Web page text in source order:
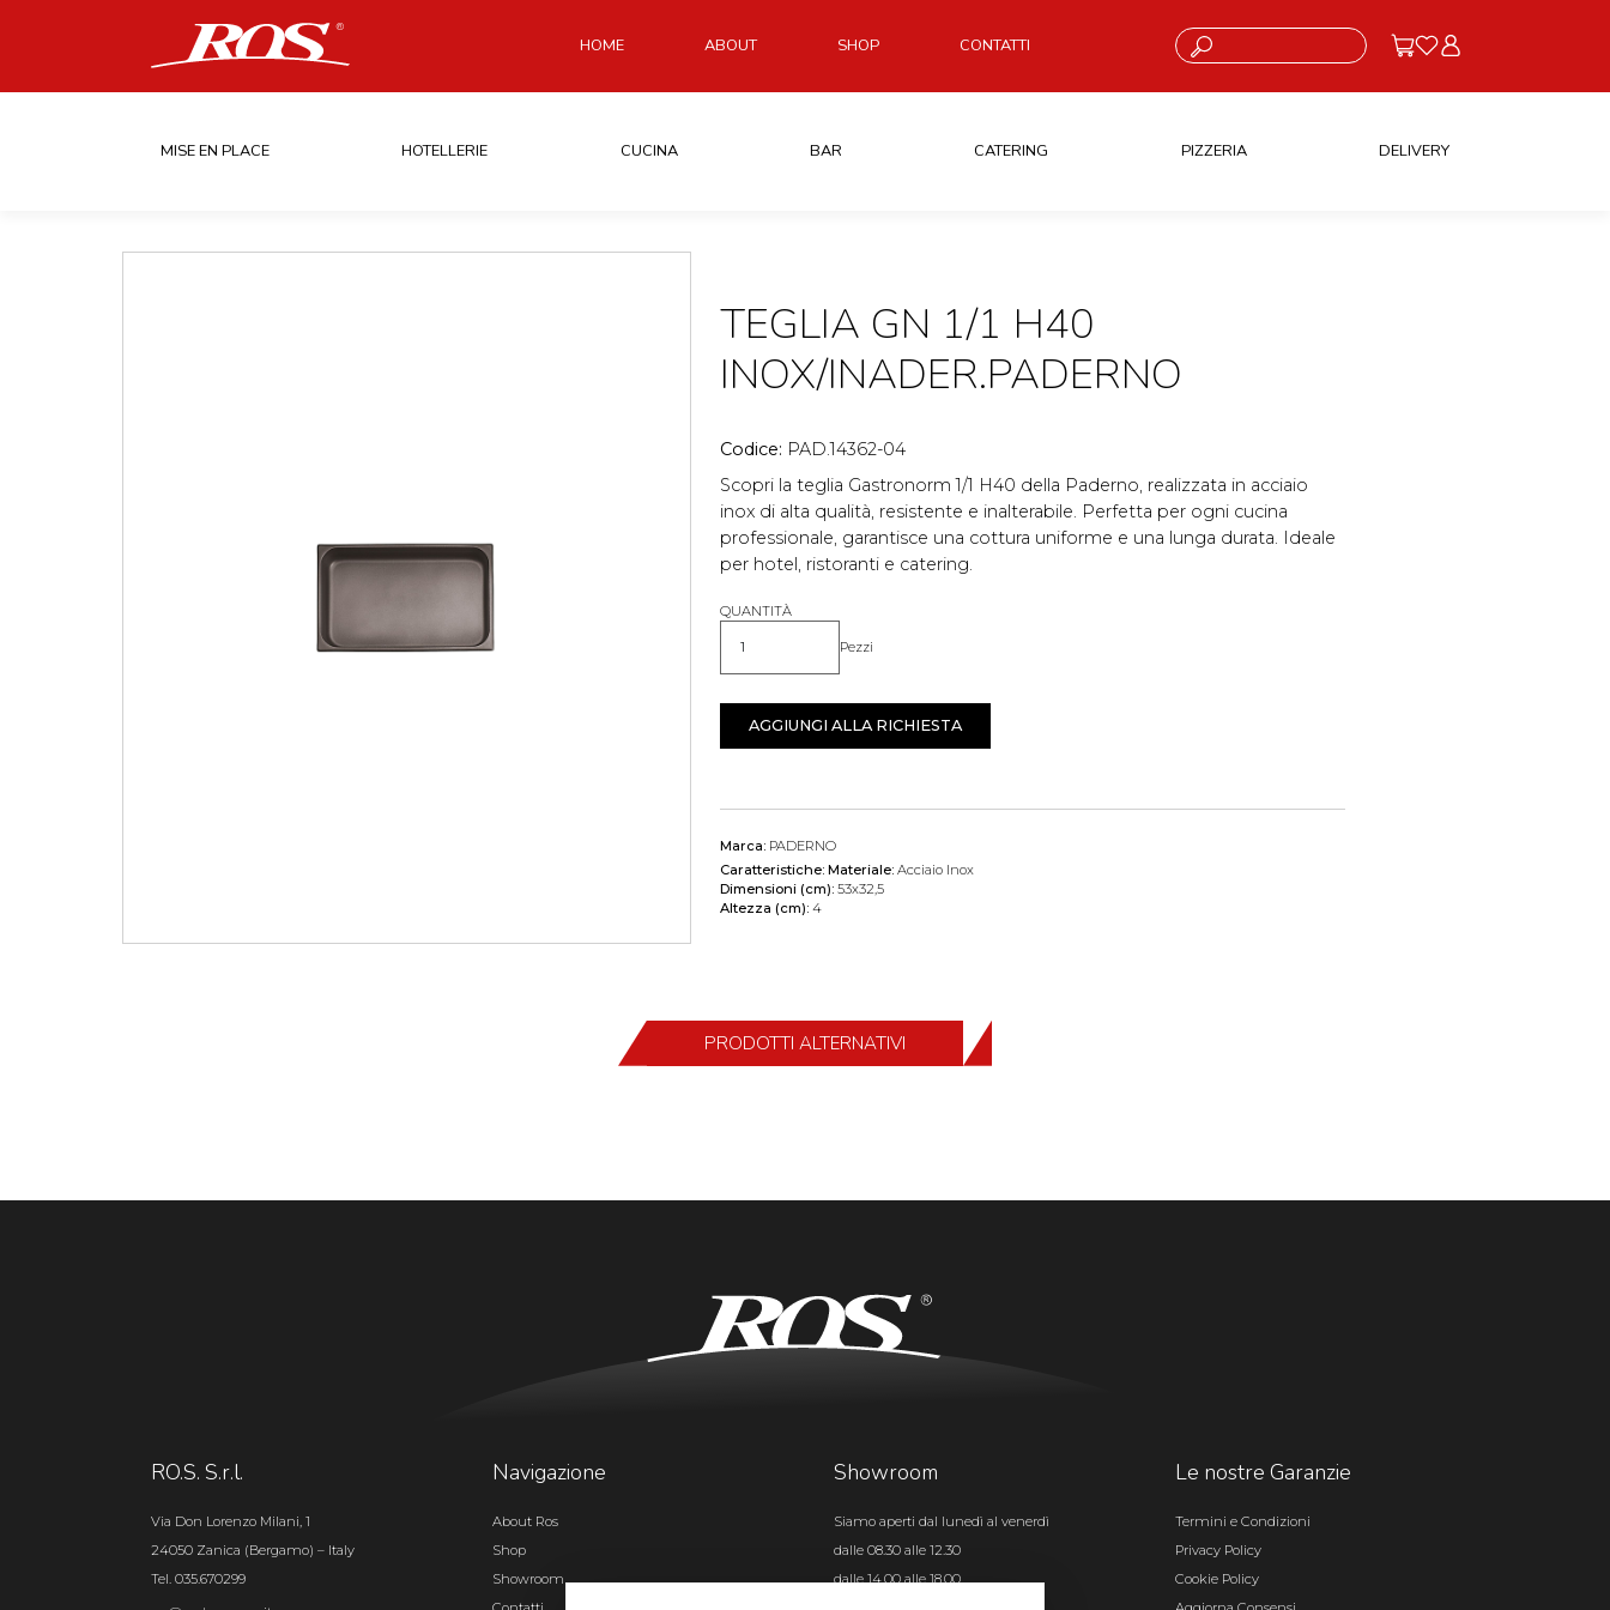
HOME ABOUT SHOP CONTATTI Cosa stai cercando?
MISE EN PLACE HOTELLERIE CUCINA BAR CATERING PIZZERIA DELIVERY
TEGLIA GN 1/1 H40
INOX/INADER.PADERNO
Codice: PAD.14362-04
Scopri la teglia Gastronorm 1/1 H40 della Paderno, realizzata in acciaio
inox di alta qualità, resistente e inalterabile. Perfetta per ogni cucina
professionale, garantisce una cottura uniforme e una lunga durata. Ideale
per hotel, ristoranti e catering.
QUANTITÀ
Quantità Pezzi
AGGIUNGI ALLA RICHIESTA
Marca: PADERNO
Caratteristiche: Materiale: Acciaio Inox
Dimensioni (cm): 53x32,5
Altezza (cm): 4
PRODOTTI ALTERNATIVI
RO.S. S.r.l.
Via Don Lorenzo Milani, 1
24050 Zanica (Bergamo) – Italy
Tel. 035.670299
Navigazione
About Ros
Shop
Showroom
Showroom
Siamo aperti dal lunedì al venerdì
dalle 08.30 alle 12.30
dalle 14.00 alle 18.00
Le nostre Garanzie
Termini e Condizioni
Privacy Policy
Cookie Policy